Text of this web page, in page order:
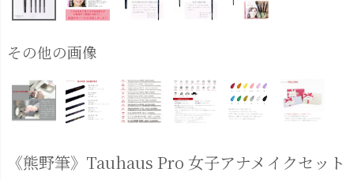
その他の画像
《熊野筆》Tauhaus Pro 女子アナメイクセット